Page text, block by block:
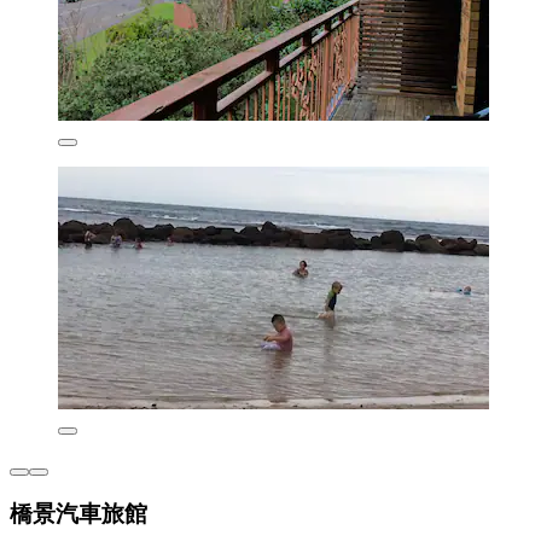
橋景汽車旅館